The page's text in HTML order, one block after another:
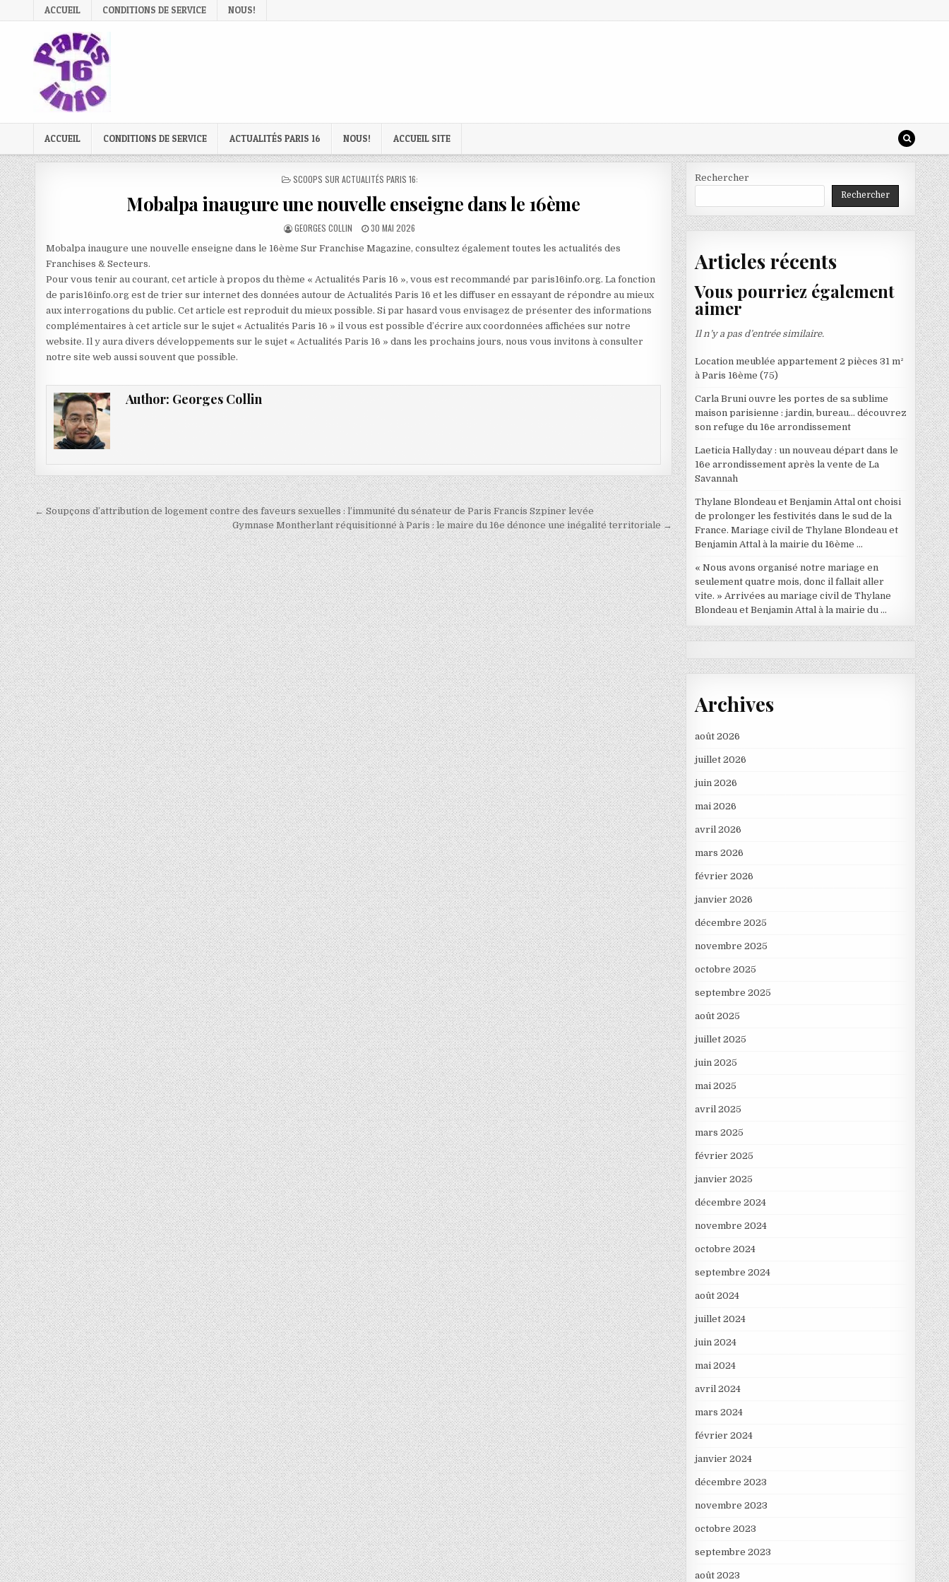
to
ACCUEIL CONDITIONS DE SERVICE NOUS!
ACCUEIL CONDITIONS DE SERVICE ACTUALITÉS PARIS 16 NOUS! ACCUEIL SITE
POSTED
SCOOPS SUR ACTUALITÉS PARIS 16:
Mobalpa inaugure une nouvelle enseigne dans le 16ème
AUTHOR:
GEORGES COLLIN
PUBLISHED
30 MAI 2026
Mobalpa inaugure une nouvelle enseigne dans le 16ème Sur Franchise Magazine, consultez également toutes les actualités des
Franchises & Secteurs.
Pour vous tenir au courant, cet article à propos du thème « Actualités Paris 16 », vous est recommandé par paris16info.org. La fonction
de paris16info.org est de trier sur internet des données autour de Actualités Paris 16 et les diffuser en essayant de répondre au mieux
aux interrogations du public. Cet article est reproduit du mieux possible. Si par hasard vous envisagez de présenter des informations
complémentaires à cet article sur le sujet « Actualités Paris 16 » il vous est possible d’écrire aux coordonnées affichées sur notre
website. Il y aura divers développements sur le sujet « Actualités Paris 16 » dans les prochains jours, nous vous invitons à consulter
notre site web aussi souvent que possible.
Author: Georges Collin
Navigation
de
l’article
← Soupçons d’attribution de logement contre des faveurs sexuelles : l’immunité du sénateur de Paris Francis Szpiner levée
Gymnase Montherlant réquisitionné à Paris : le maire du 16e dénonce une inégalité territoriale →
Rechercher
Rechercher
Articles récents
Vous pourriez également
aimer
Il n’y a pas d’entrée similaire.
Location meublée appartement 2 pièces 31 m²
à Paris 16ème (75)
Carla Bruni ouvre les portes de sa sublime
maison parisienne : jardin, bureau… découvrez
son refuge du 16e arrondissement
Laeticia Hallyday : un nouveau départ dans le
16e arrondissement après la vente de La
Savannah
Thylane Blondeau et Benjamin Attal ont choisi
de prolonger les festivités dans le sud de la
France. Mariage civil de Thylane Blondeau et
Benjamin Attal à la mairie du 16ème …
« Nous avons organisé notre mariage en
seulement quatre mois, donc il fallait aller
vite. » Arrivées au mariage civil de Thylane
Blondeau et Benjamin Attal à la mairie du …
Archives
août 2026
juillet 2026
juin 2026
mai 2026
avril 2026
mars 2026
février 2026
janvier 2026
décembre 2025
novembre 2025
octobre 2025
septembre 2025
août 2025
juillet 2025
juin 2025
mai 2025
avril 2025
mars 2025
février 2025
janvier 2025
décembre 2024
novembre 2024
octobre 2024
septembre 2024
août 2024
juillet 2024
juin 2024
mai 2024
avril 2024
mars 2024
février 2024
janvier 2024
décembre 2023
novembre 2023
octobre 2023
septembre 2023
août 2023